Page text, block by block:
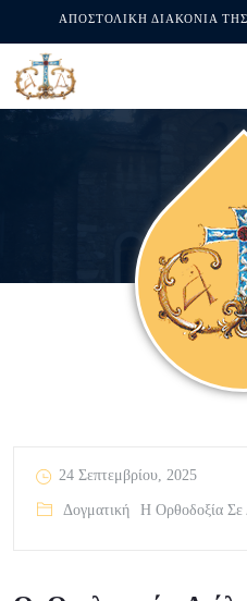
ΑΠΟΣΤΟΛΙΚΗ ΔΙΑΚΟΝΙΑ
24 Σεπτεμβρίου, 2025
Δογματική Η Ορθοδοξία Σε